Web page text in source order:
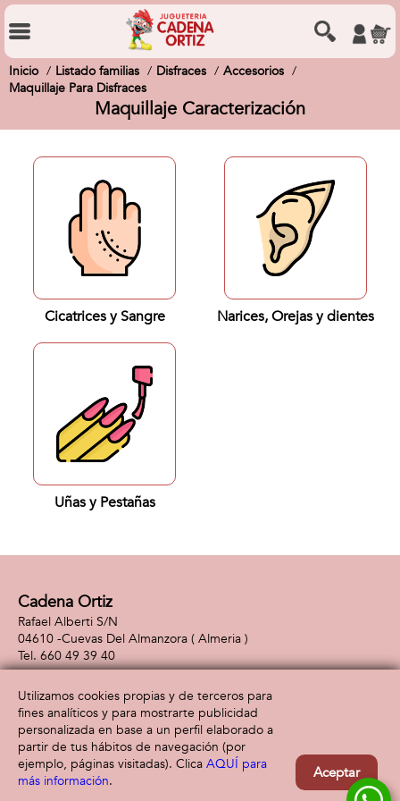
Inicio Listado familias Disfraces
Accesorios
Maquillaje Para Disfraces
Maquillaje Caracterización
Cicatrices y Sangre Narices, Orejas y dientes
Uñas y Pestañas
Cadena Ortiz
Rafael Alberti S/N
04610 -Cuevas Del Almanzora ( Almeria )
660 49 39 40
Información
Aviso legal
Política de privacidad
Política de cookies
Atención al cliente
Envío y devolución
Contacto
Utilizamos cookies propias y de terceros para
fines analíticos y para mostrarte publicidad
personalizada en base a un perfil elaborado a
partir de tus hábitos de navegación (por
ejemplo, páginas visitadas). Clica AQUÍ para
más información. Aceptar